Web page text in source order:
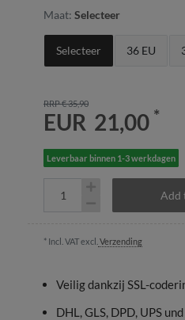
Maat: Selecteer
Selecteer 36 EU
RRP € 35,90
EUR 21,00 *
Leverbaar binnen 1-3 werkdagen
Add
* Incl. VAT excl. Verzending
Veilig dankzij SSL-
DHL, GLS, DPD, UPS